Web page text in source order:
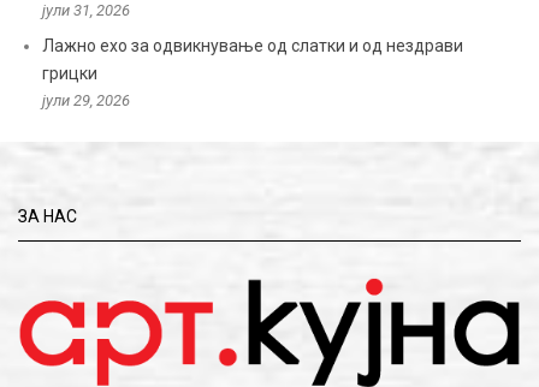
јули 31, 2026
Лажно ехо за одвикнување од слатки и од нездрави
грицки
јули 29, 2026
ЗА НАС